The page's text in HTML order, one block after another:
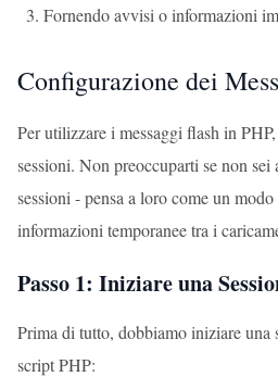
Fornendo avvisi o informazioni
Configurazione dei
Per utilizzare i messaggi flash in
sessioni. Non preoccuparti se non
sessioni - pensa a loro come un
informazioni temporanee tra i
Passo 1: Iniziare una
Prima di tutto, dobbiamo iniziare una
script PHP: